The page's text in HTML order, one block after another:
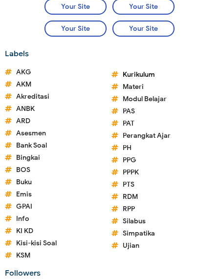
Your Site Your Site
Your Site Your Site
Labels
AKG
AKM
Akreditasi
ANBK
ARD
Asesmen
Bank Soal
Bingkai
BOS
Buku
Emis
GPAI
Info
KI KD
Kisi-kisi Soal
KSM
Kurikulum
Materi
Modul Belajar
PAS
PAT
Perangkat Ajar
PH
PPG
PPPK
PTS
RDM
RPP
Silabus
Simpatika
Ujian
Followers